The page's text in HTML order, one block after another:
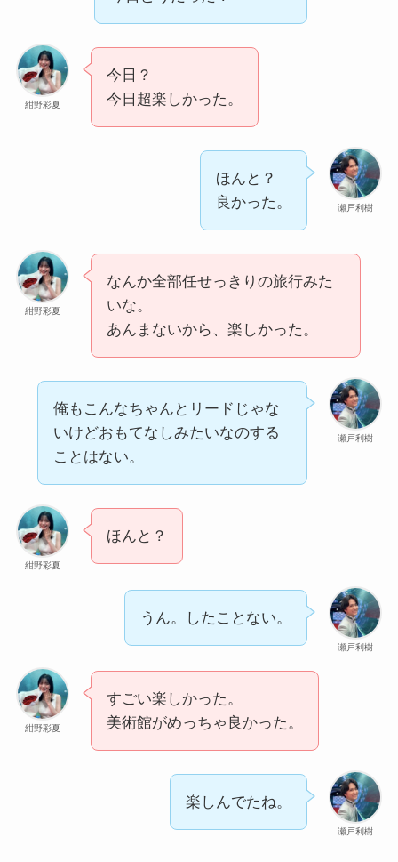
紺野彩夏
今日？
今日超楽しかった。
瀬戸利樹
ほんと？
良かった。
紺野彩夏
なんか全部任せっきりの旅行みた
いな。
あんまないから、楽しかった。
瀬戸利樹
俺もこんなちゃんとリードじゃな
いけどおもてなしみたいなのする
ことはない。
紺野彩夏
ほんと？
瀬戸利樹
うん。したことない。
紺野彩夏
すごい楽しかった。
美術館がめっちゃ良かった。
瀬戸利樹
楽しんでたね。